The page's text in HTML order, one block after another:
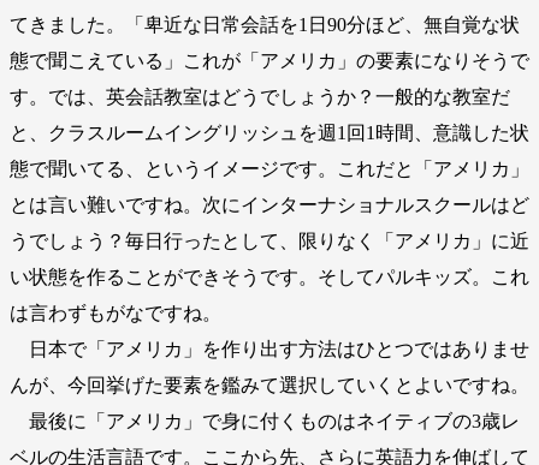
てきました。「卑近な日常会話を1日90分ほど、無自覚な状
態で聞こえている」これが「アメリカ」の要素になりそうで
す。では、英会話教室はどうでしょうか？一般的な教室だ
と、クラスルームイングリッシュを週1回1時間、意識した状
態で聞いてる、というイメージです。これだと「アメリカ」
とは言い難いですね。次にインターナショナルスクールはど
うでしょう？毎日行ったとして、限りなく「アメリカ」に近
い状態を作ることができそうです。そしてパルキッズ。これ
は言わずもがなですね。
日本で「アメリカ」を作り出す方法はひとつではありませ
んが、今回挙げた要素を鑑みて選択していくとよいですね。
最後に「アメリカ」で身に付くものはネイティブの3歳レ
ベルの生活言語です。ここから先、さらに英語力を伸ばして